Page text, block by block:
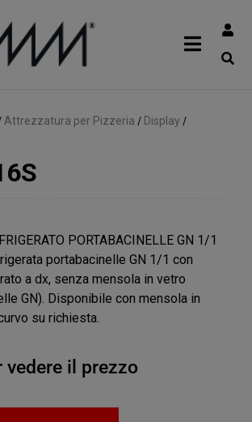
Attrezzatura per Pizzeria / Display /
PORTABACINELLE GN 1/1
portabacinelle GN 1/1 con
a dx, senza mensola in vetro
GN). Disponibile con mensola in
su richiesta.
vedere il prezzo